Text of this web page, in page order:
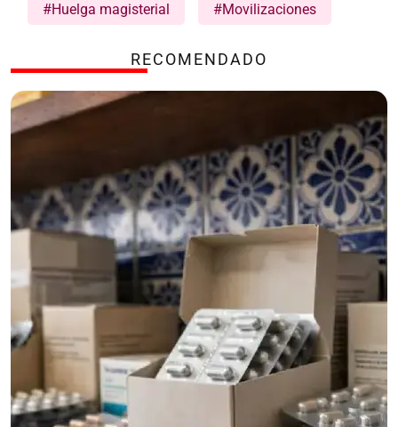
#Huelga magisterial #Movilizaciones
RECOMENDADO